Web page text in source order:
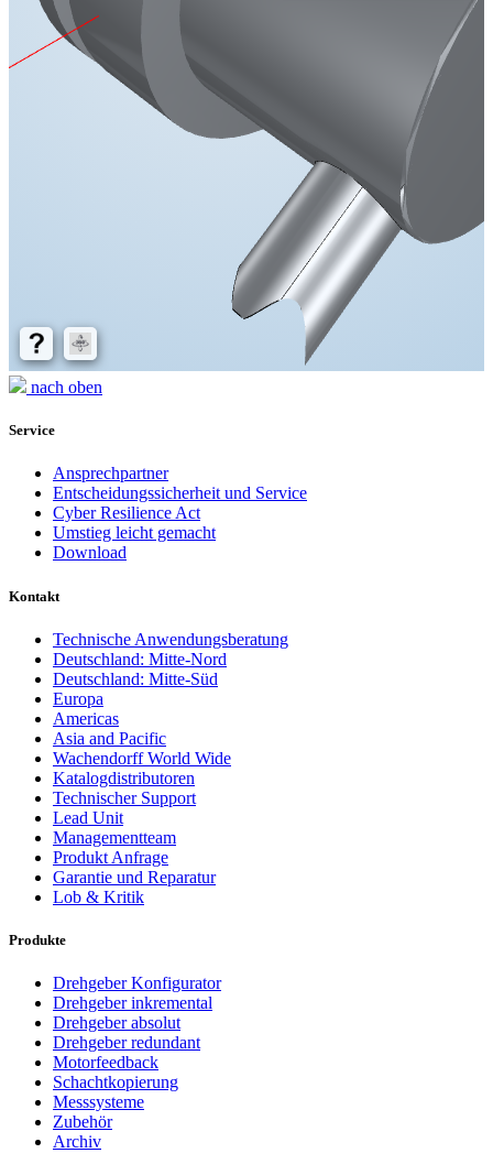
nach oben
Service
Ansprechpartner
Entscheidungssicherheit und Service
Cyber Resilience Act
Umstieg leicht gemacht
Download
Kontakt
Technische Anwendungsberatung
Deutschland: Mitte-Nord
Deutschland: Mitte-Süd
Europa
Americas
Asia and Pacific
Wachendorff World Wide
Katalogdistributoren
Technischer Support
Lead Unit
Managementteam
Produkt Anfrage
Garantie und Reparatur
Lob & Kritik
Produkte
Drehgeber Konfigurator
Drehgeber inkremental
Drehgeber absolut
Drehgeber redundant
Motorfeedback
Schachtkopierung
Messsysteme
Zubehör
Archiv